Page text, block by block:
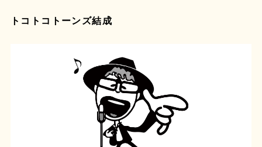
トコトコトーンズ結成